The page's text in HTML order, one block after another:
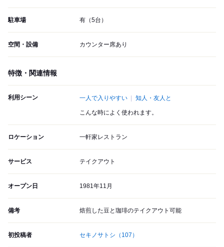
駐車場 有（5台）
空間・設備 カウンター席あり
特徴・関連情報
利用シーン 一人で入りやすい 知人・友人と
こんな時によく使われます。
ロケーション 一軒家レストラン
サービス テイクアウト
オープン日 1981年11月
備考 焙煎した豆と珈琲のテイクアウト可能
初投稿者 セキノサトシ （107）